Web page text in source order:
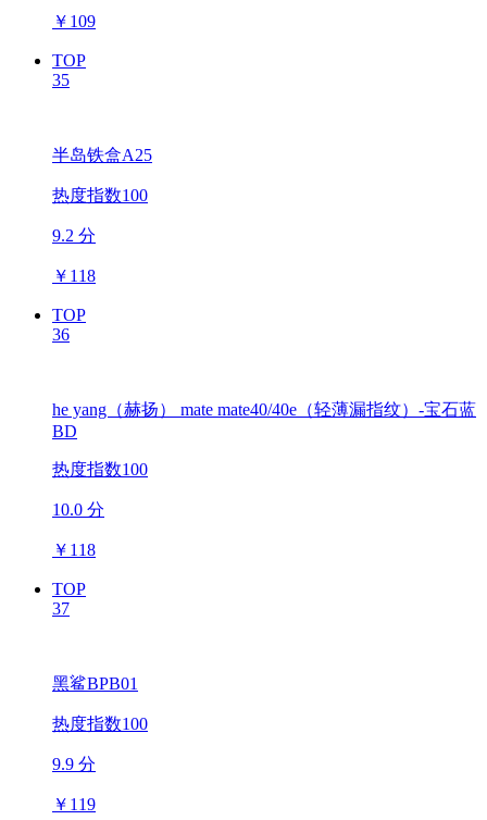
￥ 109
TOP
35
半岛铁盒A25
热度指数100
9.2 分
￥ 118
TOP
36
he yang（赫扬） mate mate40/40e（轻薄漏指纹）-宝石蓝
BD
热度指数100
10.0 分
￥ 118
TOP
37
黑鲨BPB01
热度指数100
9.9 分
￥ 119